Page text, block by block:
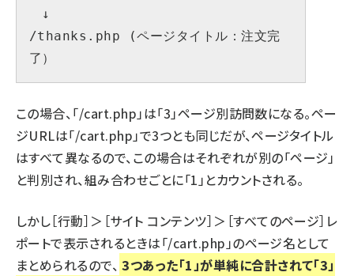
↓
/thanks.php (ページタイトル：注文完
了）
この場合、「/cart.php」は「3」ページ別訪問数になる。ペー
ジURLは「/cart.php」で3つとも同じだが、ページタイトル
はすべて異なるので、この場合はそれぞれが別の「ページ」
と判別され、組み合わせごとに「1」とカウントされる。
しかし［行動］＞［サイト コンテンツ］＞［すべてのページ］レ
ポートで表示されるときは「/cart.php」のページ名として
まとめられるので、 3つあった「1」が単純に合計されて「3」